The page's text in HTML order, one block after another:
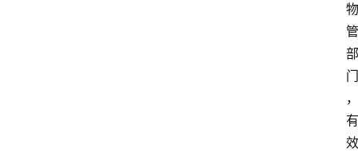
物
管
部
门
，
有
效